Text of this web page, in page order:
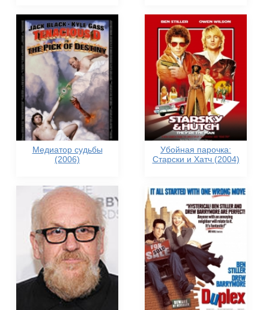
Медиатор судьбы
(2006)
Убойная парочка:
Старски и Хатч (2004)